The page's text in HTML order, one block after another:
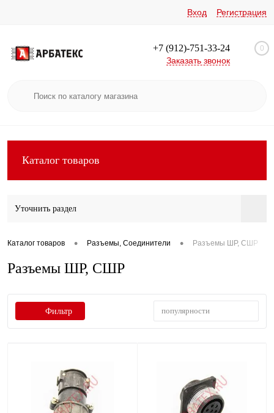
Вход Регистрация
+7 (912)-751-33-24
Заказать звонок
0
Каталог товаров
Уточнить раздел
Каталог товаров • Разъемы, Соединители • Разъемы ШР, СШР
Разъемы ШР, СШР
Фильтр популярности